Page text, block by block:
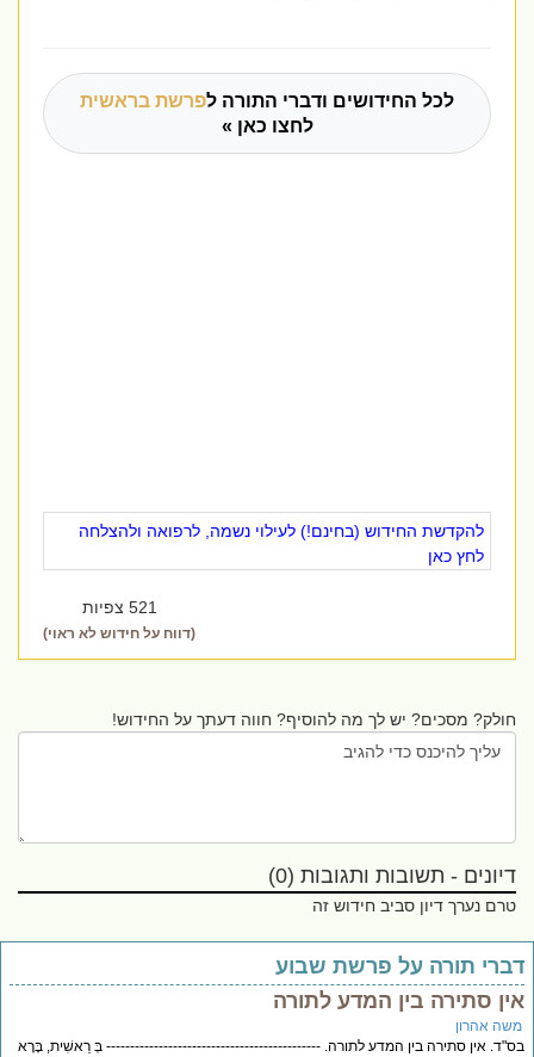
לכל החידושים ודברי התורה לפרשת בראשית
לחצו כאן »
להקדשת החידוש (בחינם!) לעילוי נשמה, לרפואה ולהצלחה
לחץ כאן
521 צפיות
(דווח על חידוש לא ראוי)
חולק? מסכים? יש לך מה להוסיף? חווה דעתך על החידוש!
דיונים - תשובות ותגובות (0)
טרם נערך דיון סביב חידוש זה
תורה על פרשת שבוע
סתירה בין המדע לתורה
אהרון
אין סתירה בין המדע לתורה. --------------------------------------------- בְּ רֵאשִׁית, בָּרָא